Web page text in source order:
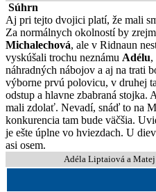
Súhrn
Aj pri tejto dvojici platí, že mali
Za normálnych okolností by
Michalechová, ale v Ridnaun
vyskúšali trochu neznámu Adélu,
náhradných nábojov a aj na trati
výborne prvú polovicu, v druhej
odstup a hlavne zbabraná stojka.
mali zdolať. Nevadí, snáď to na
konkurencia tam bude väčšia.
je ešte úplne vo hviezdach. U
asi osem.
Adéla Liptaiová a